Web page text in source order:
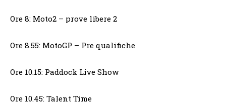
Ore 8: Moto2 – prove libere 2
Ore 8.55: MotoGP – Pre qualifiche
Ore 10.15: Paddock Live Show
Ore 10.45: Talent Time